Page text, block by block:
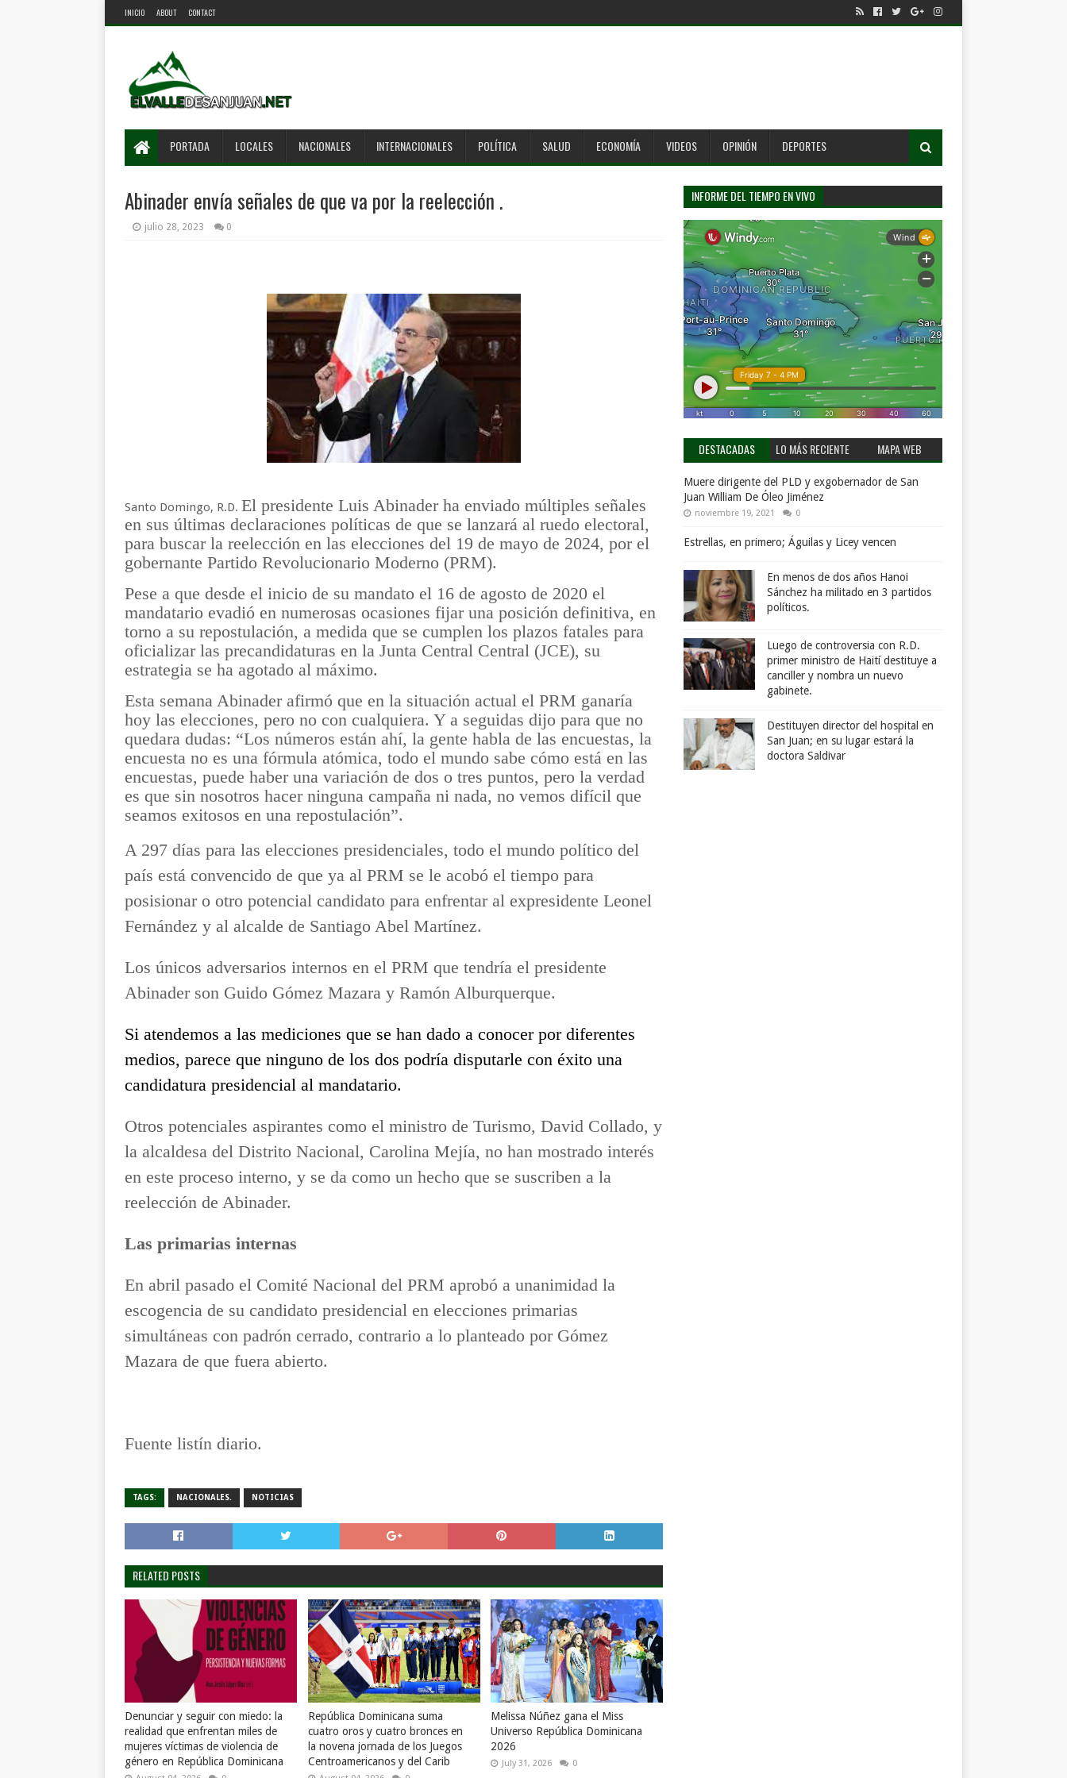
INICIO ABOUT CONTACT
PORTADA LOCALES NACIONALES INTERNACIONALES POLÍTICA SALUD ECONOMÍA VIDEOS OPINIÓN DEPORTES
Abinader envía señales de que va por la reelección .
julio 28, 2023 0
Santo Domingo, R.D. El presidente Luis Abinader ha enviado múltiples señales
en sus últimas declaraciones políticas de que se lanzará al ruedo electoral,
para buscar la reelección en las elecciones del 19 de mayo de 2024, por el
gobernante Partido Revolucionario Moderno (PRM).
Pese a que desde el inicio de su mandato el 16 de agosto de 2020 el
mandatario evadió en numerosas ocasiones fijar una posición definitiva, en
torno a su repostulación, a medida que se cumplen los plazos fatales para
oficializar las precandidaturas en la Junta Central Central (JCE), su
estrategia se ha agotado al máximo.
Esta semana Abinader afirmó que en la situación actual el PRM ganaría
hoy las elecciones, pero no con cualquiera. Y a seguidas dijo para que no
quedara dudas: “Los números están ahí, la gente habla de las encuestas, la
encuesta no es una fórmula atómica, todo el mundo sabe cómo está en las
encuestas, puede haber una variación de dos o tres puntos, pero la verdad
es que sin nosotros hacer ninguna campaña ni nada, no vemos difícil que
seamos exitosos en una repostulación”.
A 297 días para las elecciones presidenciales, todo el mundo político del
país está convencido de que ya al PRM se le acobó el tiempo para
posisionar o otro potencial candidato para enfrentar al expresidente Leonel
Fernández y al alcalde de Santiago Abel Martínez.
Los únicos adversarios internos en el PRM que tendría el presidente
Abinader son Guido Gómez Mazara y Ramón Alburquerque.
Si atendemos a las mediciones que se han dado a conocer por diferentes
medios, parece que ninguno de los dos podría disputarle con éxito una
candidatura presidencial al mandatario.
Otros potenciales aspirantes como el ministro de Turismo, David Collado, y
la alcaldesa del Distrito Nacional, Carolina Mejía, no han mostrado interés
en este proceso interno, y se da como un hecho que se suscriben a la
reelección de Abinader.
Las primarias internas
En abril pasado el Comité Nacional del PRM aprobó a unanimidad la
escogencia de su candidato presidencial en elecciones primarias
simultáneas con padrón cerrado, contrario a lo planteado por Gómez
Mazara de que fuera abierto.
Fuente listín diario.
TAGS: NACIONALES. NOTICIAS
RELATED POSTS
Denunciar y seguir con miedo: la
realidad que enfrentan miles de
mujeres víctimas de violencia de
género en República Dominicana
República Dominicana suma
cuatro oros y cuatro bronces en
la novena jornada de los Juegos
Centroamericanos y del Carib
Melissa Núñez gana el Miss
Universo República Dominicana
2026
July 31, 2026 0
INFORME DEL TIEMPO EN VIVO
DESTACADAS LO MÁS RECIENTE MAPA WEB
Muere dirigente del PLD y exgobernador de San
Juan William De Óleo Jiménez
noviembre 19, 2021 0
Estrellas, en primero; Águilas y Licey vencen
En menos de dos años Hanoi
Sánchez ha militado en 3 partidos
políticos.
Luego de controversia con R.D.
primer ministro de Haití destituye a
canciller y nombra un nuevo
gabinete.
Destituyen director del hospital en
San Juan; en su lugar estará la
doctora Saldivar